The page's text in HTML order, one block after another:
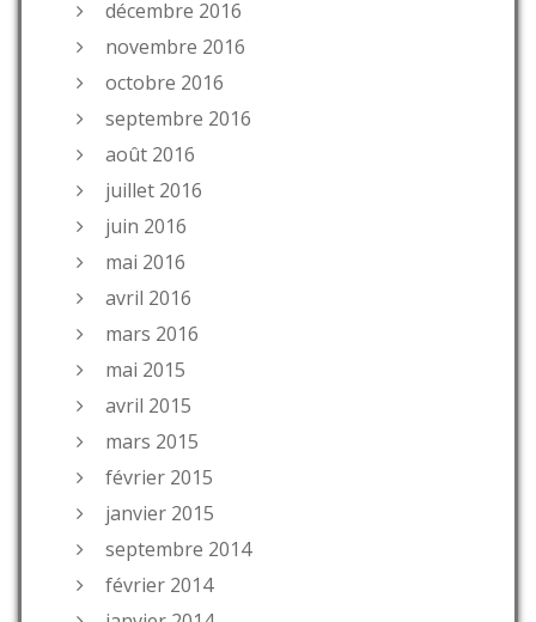
décembre 2016
novembre 2016
octobre 2016
septembre 2016
août 2016
juillet 2016
juin 2016
mai 2016
avril 2016
mars 2016
mai 2015
avril 2015
mars 2015
février 2015
janvier 2015
septembre 2014
février 2014